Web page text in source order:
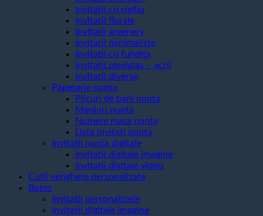
Invitatii cu sigiliu
Invitatii florale
Invitatii greenery
Invitatii minimaliste
Invitatii cu fundita
Invitatii plexiglas – acril
Invitatii diverse
Papetarie nunta
Plicuri de bani nunta
Meniuri nunta
Numere masa nunta
Lista invitati nunta
Invitatii nunta digitale
Invitatii digitale imagine
Invitatii digitale video
Cutii verighete personalizate
Botez
Invitatii personalizate
invitatii digitale imagine